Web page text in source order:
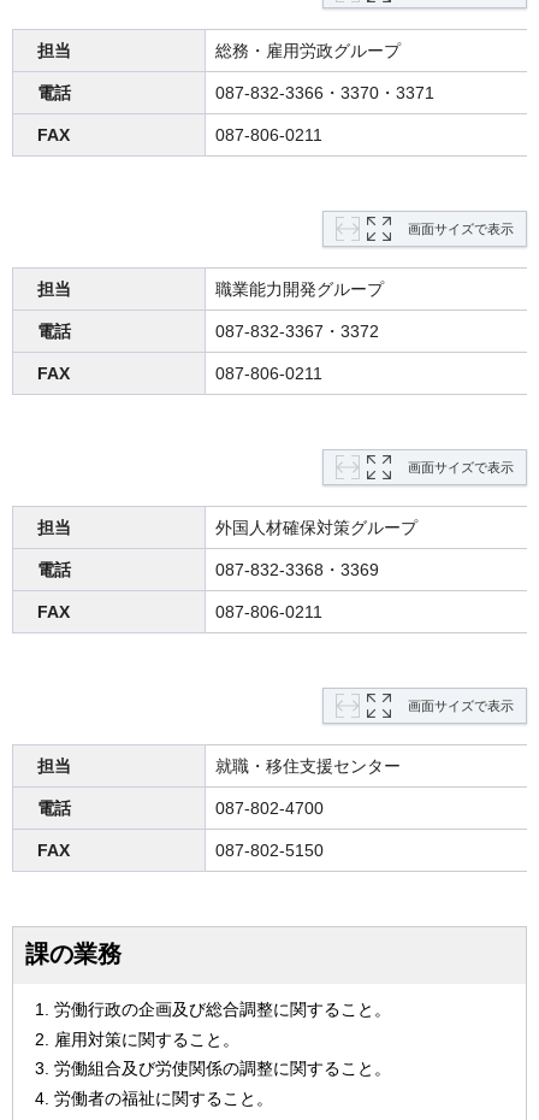
担当 総務・雇用労政グループ
電話 087-832-3366・3370・3371
FAX 087-806-0211
画面サイズで表示
担当 職業能力開発グループ
電話 087-832-3367・3372
FAX 087-806-0211
画面サイズで表示
担当 外国人材確保対策グループ
電話 087-832-3368・3369
FAX 087-806-0211
画面サイズで表示
担当 就職・移住支援センター
電話 087-802-4700
FAX 087-802-5150
課の業務
労働行政の企画及び総合調整に関すること。
雇用対策に関すること。
労働組合及び労使関係の調整に関すること。
労働者の福祉に関すること。